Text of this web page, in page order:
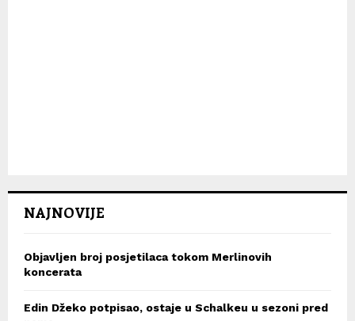
NAJNOVIJE
Objavljen broj posjetilaca tokom Merlinovih
koncerata
Edin Džeko potpisao, ostaje u Schalkeu u sezoni pred